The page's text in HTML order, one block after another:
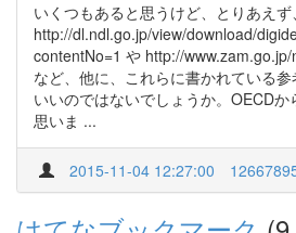
いくつもあると思うけど、とりあえず、
http://dl.ndl.go.jp/view/download/
contentNo=1 や http://
など、他に、これらに書かれている
いいのではないでしょうか。OECDか
思いま ...
2015-11-04 12:27:00